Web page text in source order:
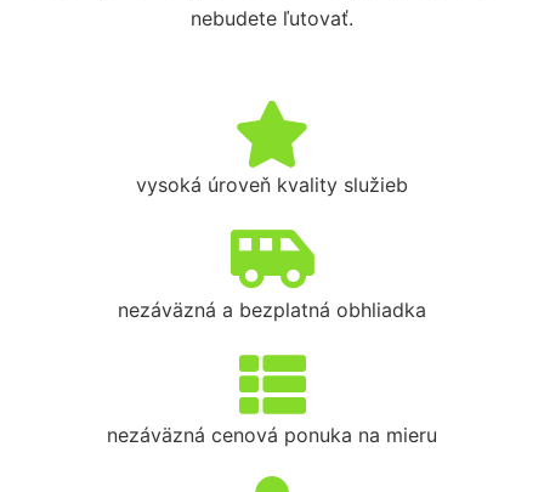
nebudete ľutovať.
vysoká úroveň kvality služieb
nezáväzná a bezplatná obhliadka
nezáväzná cenová ponuka na mieru